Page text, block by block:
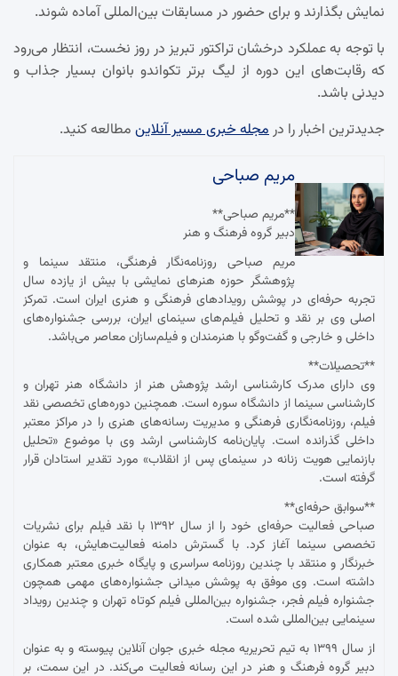
نمایش بگذارند و برای حضور در مسابقات بین‌المللی آماده شوند.
با توجه به عملکرد درخشان تراکتور تبریز در روز نخست، انتظار می‌رود
که رقابت‌های این دوره از لیگ برتر تکواندو بانوان بسیار جذاب و
دیدنی باشد.
جدیدترین اخبار را درمجله خبری مسیر آنلاین مطالعه کنید.
مریم صباحی
**مریم صباحی**
دبیر گروه فرهنگ و هنر
مریم صباحی روزنامه‌نگار فرهنگی، منتقد سینما و
پژوهشگر حوزه هنرهای نمایشی با بیش از یازده سال
تجربه حرفه‌ای در پوشش رویدادهای فرهنگی و هنری ایران است. تمرکز
اصلی وی بر نقد و تحلیل فیلم‌های سینمای ایران، بررسی جشنواره‌های
داخلی و خارجی و گفت‌وگو با هنرمندان و فیلم‌سازان معاصر می‌باشد.
**تحصیلات**
وی دارای مدرک کارشناسی ارشد پژوهش هنر از دانشگاه هنر تهران و
کارشناسی سینما از دانشگاه سوره است. همچنین دوره‌های تخصصی نقد
فیلم، روزنامه‌نگاری فرهنگی و مدیریت رسانه‌های هنری را در مراکز معتبر
داخلی گذرانده است. پایان‌نامه کارشناسی ارشد وی با موضوع «تحلیل
بازنمایی هویت زنانه در سینمای پس از انقلاب» مورد تقدیر استادان قرار
گرفته است.
**سوابق حرفه‌ای**
صباحی فعالیت حرفه‌ای خود را از سال ۱۳۹۲ با نقد فیلم برای نشریات
تخصصی سینما آغاز کرد. با گسترش دامنه فعالیت‌هایش، به عنوان
خبرنگار و منتقد با چندین روزنامه سراسری و پایگاه خبری معتبر همکاری
داشته است. وی موفق به پوشش میدانی جشنواره‌های مهمی همچون
جشنواره فیلم فجر، جشنواره بین‌المللی فیلم کوتاه تهران و چندین رویداد
سینمایی بین‌المللی شده است.
از سال ۱۳۹۹ به تیم تحریریه مجله خبری جوان آنلاین پیوسته و به عنوان
دبیر گروه فرهنگ و هنر در این رسانه فعالیت می‌کند. در این سمت، بر